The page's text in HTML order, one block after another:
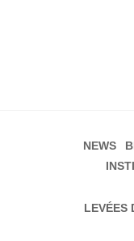
NEWS
LEVÉES